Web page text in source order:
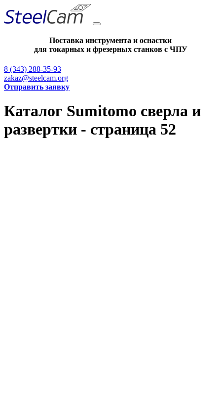
Поставка инструмента и оснастки
для токарных и фрезерных станков с ЧПУ
8 (343) 288-35-93
zakaz@steelcam.org
Отправить заявку
Каталог Sumitomo сверла и
развертки - страница 52